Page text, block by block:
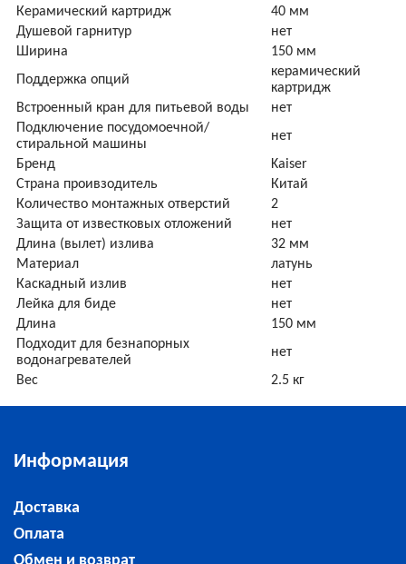
Керамический картридж
40 мм
Душевой гарнитур
нет
Ширина
150 мм
Поддержка опций
керамический
картридж
Встроенный кран для питьевой воды
нет
Подключение посудомоечной/
стиральной машины
нет
Бренд
Kaiser
Страна проивзодитель
Китай
Количество монтажных отверстий
2
Защита от известковых отложений
нет
Длина (вылет) излива
32 мм
Материал
латунь
Каскадный излив
нет
Лейка для биде
нет
Длина
150 мм
Подходит для безнапорных
водонагревателей
нет
Вес
2.5 кг
Информация
Доставка
Оплата